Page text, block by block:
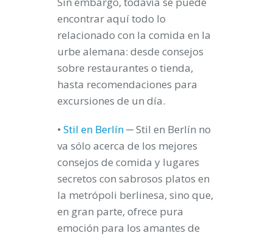
encontrar aquí todo lo
relacionado con la comida en la
urbe alemana: desde consejos
sobre restaurantes o tienda,
hasta recomendaciones para
excursiones de un día.
• Stil en Berlín─ Stil en Berlín no
va sólo acerca de los mejores
consejos de comida y lugares
secretos con sabrosos platos en
la metrópoli berlinesa, sino que,
en gran parte, ofrece pura
emoción para los amantes de